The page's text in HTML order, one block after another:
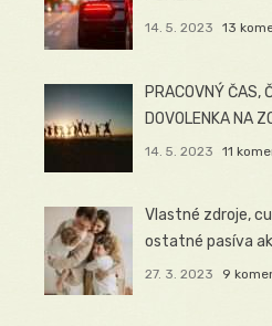
14. 5. 2023 13
PRACOVNÝ ČAS,
DOVOLENKA NA
14. 5. 2023 11
Vlastné zdroje,
ostatné pasíva
27. 3. 2023 9